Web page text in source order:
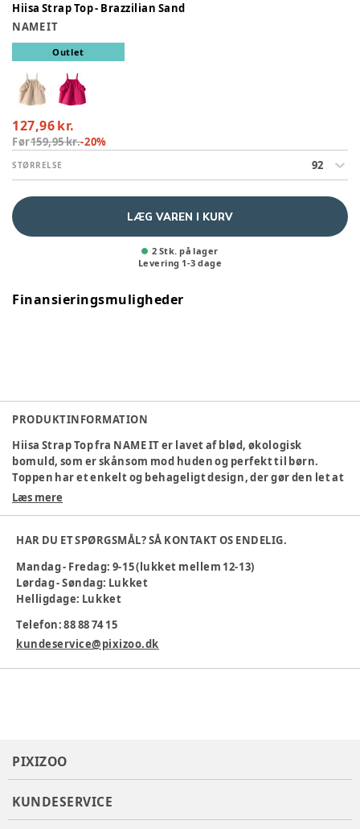
Hiisa Strap Top - Brazzilian Sand
NAME IT
Outlet
127,96 kr.
Før159,95 kr.-20%
STØRRELSE 92
LÆG VAREN I KURV
2 Stk. på lager
Levering 1-3 dage
Finansieringsmuligheder
PRODUKTINFORMATION
Hiisa Strap Top fra NAME IT er lavet af blød, økologisk
bomuld, som er skånsom mod huden og perfekt til børn.
Toppen har et enkelt og behageligt design, der gør den let at
bevæge sig i.
Materiale: 100% økologisk bomuld
Behagelig pasform
Maskinvask 30°
Et miljøvenligt valg til garderoben, hvor komfort og kvalitet
Materiale
Økologisk bomuld
Tøj størrelse:92 cm / 24 mdr.
Læs mere
HAR DU ET SPØRGSMÅL? SÅ KONTAKT OS ENDELIG.
Mandag - Fredag: 9-15 (lukket mellem 12-13)
Lørdag - Søndag: Lukket
Helligdage: Lukket
Telefon: 88 88 74 15
kundeservice@pixizoo.dk
PIXIZOO
KUNDESERVICE